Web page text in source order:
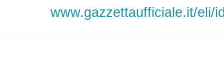
www.gazzettaufficiale.it/eli/